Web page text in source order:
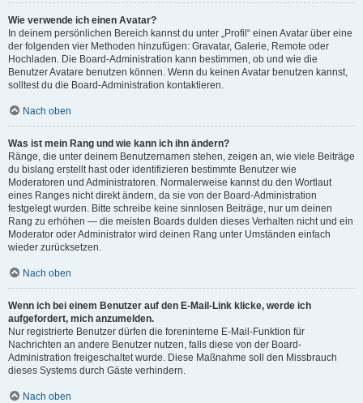
Wie verwende ich einen Avatar?
In deinem persönlichen Bereich kannst du unter „Profil“ einen Avatar über eine
der folgenden vier Methoden hinzufügen: Gravatar, Galerie, Remote oder
Hochladen. Die Board-Administration kann bestimmen, ob und wie die
Benutzer Avatare benutzen können. Wenn du keinen Avatar benutzen kannst,
solltest du die Board-Administration kontaktieren.
Nach oben
Was ist mein Rang und wie kann ich ihn ändern?
Ränge, die unter deinem Benutzernamen stehen, zeigen an, wie viele Beiträge
du bislang erstellt hast oder identifizieren bestimmte Benutzer wie
Moderatoren und Administratoren. Normalerweise kannst du den Wortlaut
eines Ranges nicht direkt ändern, da sie von der Board-Administration
festgelegt wurden. Bitte schreibe keine sinnlosen Beiträge, nur um deinen
Rang zu erhöhen — die meisten Boards dulden dieses Verhalten nicht und ein
Moderator oder Administrator wird deinen Rang unter Umständen einfach
wieder zurücksetzen.
Nach oben
Wenn ich bei einem Benutzer auf den E-Mail-Link klicke, werde ich
aufgefordert, mich anzumelden.
Nur registrierte Benutzer dürfen die foreninterne E-Mail-Funktion für
Nachrichten an andere Benutzer nutzen, falls diese von der Board-
Administration freigeschaltet wurde. Diese Maßnahme soll den Missbrauch
dieses Systems durch Gäste verhindern.
Nach oben